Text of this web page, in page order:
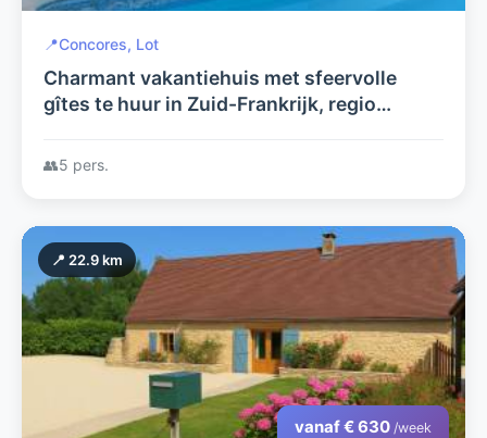
📍Concores, Lot
Charmant vakantiehuis met sfeervolle
gîtes te huur in Zuid-Frankrijk, regio
in een prachtige omgeving!
👥5 pers.
📍 22.9 km
vanaf € 630 /week